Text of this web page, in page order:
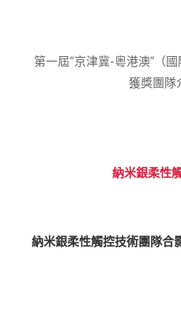
第一屆“京津冀-粵港澳”（
獲獎團隊
納米銀柔性
納米銀柔性觸控技術團隊合